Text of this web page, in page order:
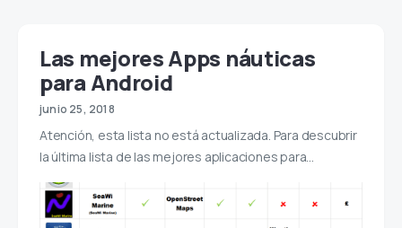
Las mejores Apps náuticas
para Android
junio 25, 2018
Atención, esta lista no está actualizada. Para descubrir
la última lista de las mejores aplicaciones para…